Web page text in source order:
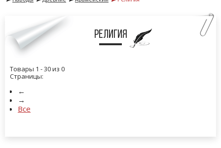
Религия
Товары 1 - 30 из 0
Страницы:
←
→
Все